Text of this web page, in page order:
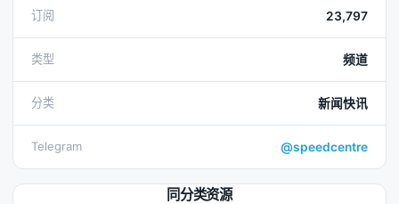
订阅 23,797
类型 频道
分类 新闻快讯
Telegram @speedcentre
同分类资源